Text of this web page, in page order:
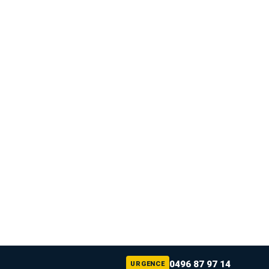
URGENCE 0496 87 97 14